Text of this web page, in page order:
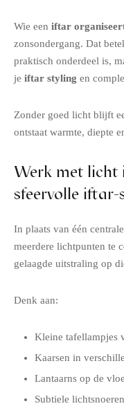
Wie een iftar
zonsondergang. Dat
praktisch onderdeel is,
je iftar styling en
Zonder goed licht blijft
ontstaat warmte, diepte
Werk met licht
sfeervolle iftar-
In plaats van één
meerdere lichtpunten te
gelaagde uitstraling op
Denk aan:
Kleine tafellampjes
Kaarsen in
Lantaarns op de
Subtiele